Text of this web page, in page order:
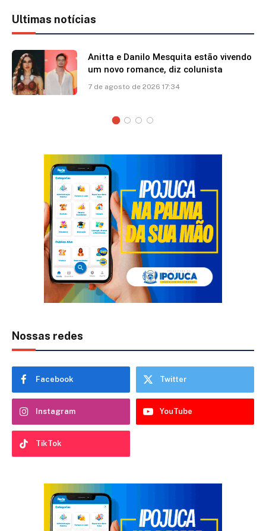
Ultimas notícias
Anitta e Danilo Mesquita estão vivendo
um novo romance, diz colunista
7 de agosto de 2026 17:34
Nossas redes
Facebook Twitter
Instagram YouTube
TikTok